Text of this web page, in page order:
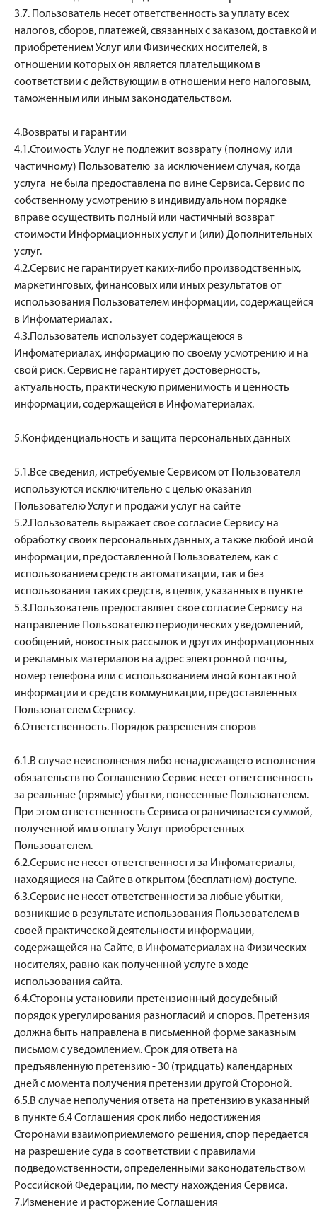
3.7. Пользователь несет ответственность за уплату всех
налогов, сборов, платежей, связанных с заказом, доставкой и
приобретением Услуг или Физических носителей, в
отношении которых он является плательщиком в
соответствии с действующим в отношении него налоговым,
таможенным или иным законодательством.
4.Возвраты и гарантии
4.1.Стоимость Услуг не подлежит возврату (полному или
частичному) Пользователю за исключением случая, когда
услуга не была предоставлена по вине Сервиса. Сервис по
собственному усмотрению в индивидуальном порядке
вправе осуществить полный или частичный возврат
стоимости Информационных услуг и (или) Дополнительных
услуг.
4.2.Сервис не гарантирует каких-либо производственных,
маркетинговых, финансовых или иных результатов от
использования Пользователем информации, содержащейся
в Инфоматериалах .
4.3.Пользователь использует содержащеюся в
Инфоматериалах, информацию по своему усмотрению и на
свой риск. Сервис не гарантирует достоверность,
актуальность, практическую применимость и ценность
информации, содержащейся в Инфоматериалах.
5.Конфиденциальность и защита персональных данных
5.1.Все сведения, истребуемые Сервисом от Пользователя
используются исключительно с целью оказания
Пользователю Услуг и продажи услуг на сайте
5.2.Пользователь выражает свое согласие Сервису на
обработку своих персональных данных, а также любой иной
информации, предоставленной Пользователем, как с
использованием средств автоматизации, так и без
использования таких средств, в целях, указанных в пункте
5.3.Пользователь предоставляет свое согласие Сервису на
направление Пользователю периодических уведомлений,
сообщений, новостных рассылок и других информационных
и рекламных материалов на адрес электронной почты,
номер телефона или с использованием иной контактной
информации и средств коммуникации, предоставленных
Пользователем Сервису.
6.Ответственность. Порядок разрешения споров
6.1.В случае неисполнения либо ненадлежащего исполнения
обязательств по Соглашению Сервис несет ответственность
за реальные (прямые) убытки, понесенные Пользователем.
При этом ответственность Сервиса ограничивается суммой,
полученной им в оплату Услуг приобретенных
Пользователем.
6.2.Сервис не несет ответственности за Инфоматериалы,
находящиеся на Сайте в открытом (бесплатном) доступе.
6.3.Сервис не несет ответственности за любые убытки,
возникшие в результате использования Пользователем в
своей практической деятельности информации,
содержащейся на Сайте, в Инфоматериалах на Физических
носителях, равно как полученной услуге в ходе
использования сайта.
6.4.Стороны установили претензионный досудебный
порядок урегулирования разногласий и споров. Претензия
должна быть направлена в письменной форме заказным
письмом с уведомлением. Срок для ответа на
предъявленную претензию - 30 (тридцать) календарных
дней с момента получения претензии другой Стороной.
6.5.В случае неполучения ответа на претензию в указанный
в пункте 6.4 Соглашения срок либо недостижения
Сторонами взаимоприемлемого решения, спор передается
на разрешение суда в соответствии с правилами
подведомственности, определенными законодательством
Российской Федерации, по месту нахождения Сервиса.
7.Изменение и расторжение Соглашения